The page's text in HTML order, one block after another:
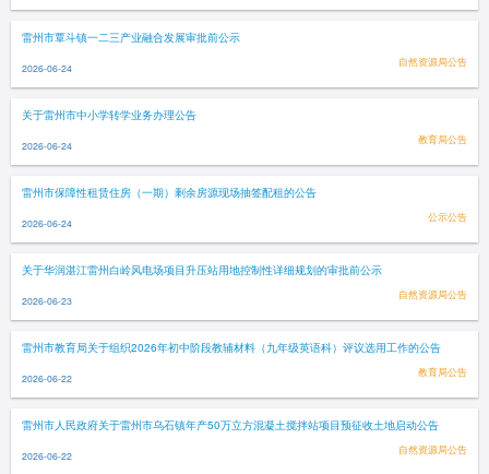
雷州市覃斗镇一二三产业融合发展审批前公示
2026-06-24 自然资源局公告
关于雷州市中小学转学业务办理公告
2026-06-24 教育局公告
雷州市保障性租赁住房（一期）剩余房源现场抽签配租的公告
2026-06-24 公示公告
关于华润湛江雷州白岭风电场项目升压站用地控制性详细规划的审批前公示
2026-06-23 自然资源局公告
雷州市教育局关于组织2026年初中阶段教辅材料（九年级英语科）评议选用工作的公告
2026-06-22 教育局公告
雷州市人民政府关于雷州市乌石镇年产50万立方混凝土搅拌站项目预征收土地启动公告
2026-06-22 自然资源局公告